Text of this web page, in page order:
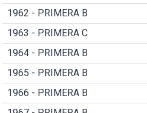
1962 - PRIMERA B
1963 - PRIMERA C
1964 - PRIMERA B
1965 - PRIMERA B
1966 - PRIMERA B